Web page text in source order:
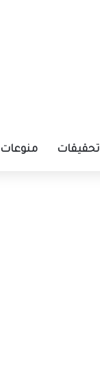
تحقيقات منوعات